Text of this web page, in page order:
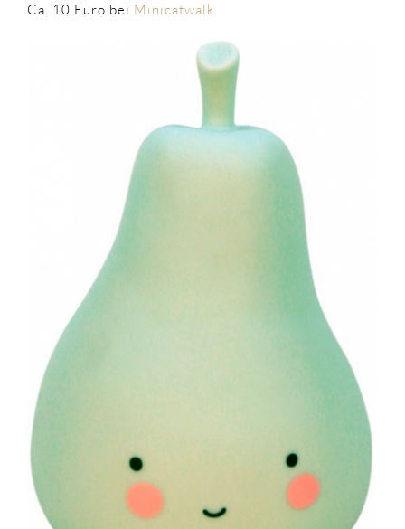
Ca. 10 Euro bei Minicatwalk